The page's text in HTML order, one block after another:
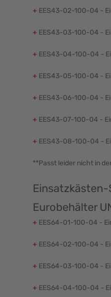
+ EES43-02-100-04 -
+ EES43-03-100-04 -
+ EES43-04-100-04 -
+ EES43-05-100-04 -
+ EES43-06-100-04 -
+ EES43-07-100-04 -
+ EES43-08-100-04 -
**Passt leider nicht in
Eurobehälter
+ EES64-01-100-04 -
+ EES64-02-100-04 -
+ EES64-03-100-04 -
+ EES64-04-100-04 -